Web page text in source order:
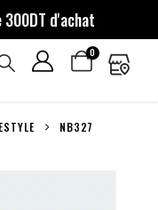
d'achat
0
NB327